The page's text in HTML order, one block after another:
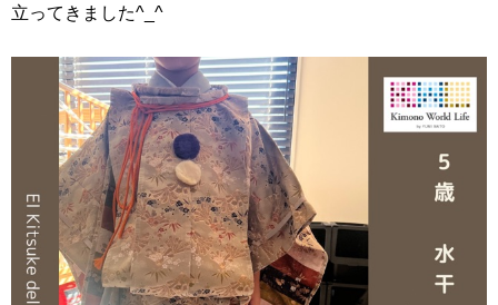
立ってきました^_^